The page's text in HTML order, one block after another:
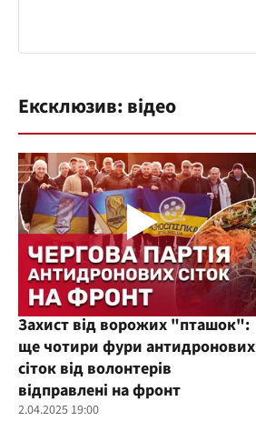
Ексклюзив: відео
Захист від ворожих "пташок":
ще чотири фури антидронових
сіток від волонтерів
відправлені на фронт
2.04.2025 19:00